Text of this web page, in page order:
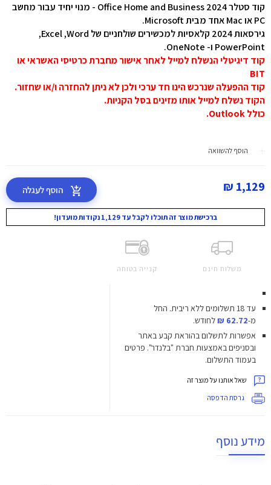
קוד סטלר Office Home and Business 2024 - מנוי יחיד עבור מחשב
PC או Mac אחד מבית Microsoft.
גירסאות 2024 קלאסיות למכשירים שולחניים של Word,‏ Excel,‏
PowerPoint ו- OneNote.
קוד דיגיטלי הנשלח למייל לאחר אישור מחברת כרטיסי האשראי או
BIT
קוד ההפעלה שנרכש הינו חד ערכי ולכן לא ניתן להחזרה ו/או שחזור.
הקוד נשלח למייל אותו מזינים בסל הקניות.
כולל Outlook.
הוסף להשוואה
1,129 ₪ הוסף לעגלה
ברכישת מוצר זה תוכלו לקבל עד 1,129 נקודות מועדון!
משלוח חינם קנייה בטוחה
עד 18 תשלומים ללא ריבית.
החל
מ-62.72 ₪
לחודש.
אפשרות לתשלום בהוראת קבע באתר
ובסניפים באמצעות חברת "בלנדר". פרטים
בעמוד התשלום.
שאל אותנו על מוצר זה
גרסת הדפסה
מידע נוסף